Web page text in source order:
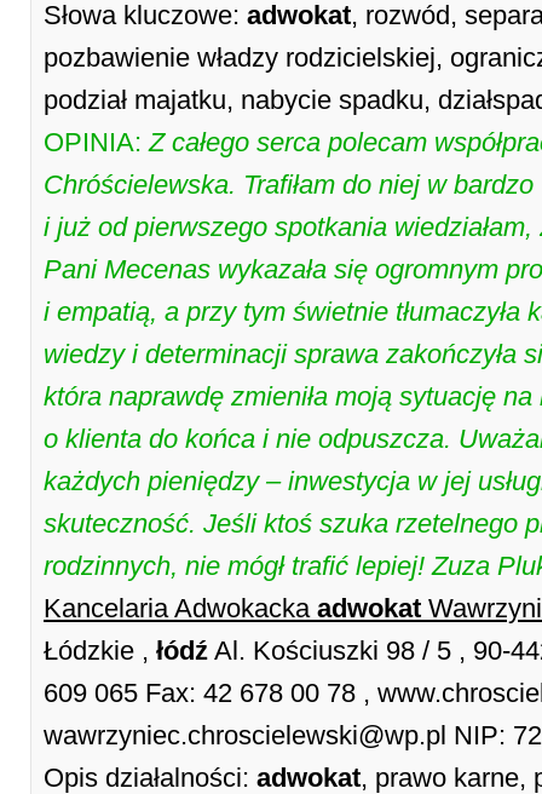
Słowa kluczowe: adwokat, rozwód,
pozbawienie władzy rodzicielskiej,
podział majatku, nabycie spadku,
OPINIA:Z całego serca polecam
Chróścielewska. Trafiłam do niej w
i już od pierwszego spotkania
Pani Mecenas wykazała się ogromnym
i empatią, a przy tym świetnie tłumaczyła
wiedzy i determinacji sprawa zakończyła
która naprawdę zmieniła moją sytuację
o klienta do końca i nie odpuszcza.
każdych pieniędzy – inwestycja w jej
skuteczność. Jeśli ktoś szuka rzetelnego
rodzinnych, nie mógł trafić lepiej! Zuza
Kancelaria Adwokacka adwokat
Łódzkie , łódź Al. Kościuszki 98 / 5 , 90-
609 065 Fax: 42 678 00 78 ,
wawrzyniec.chroscielewski@wp.pl NIP:
Opis działalności: adwokat, prawo karne,